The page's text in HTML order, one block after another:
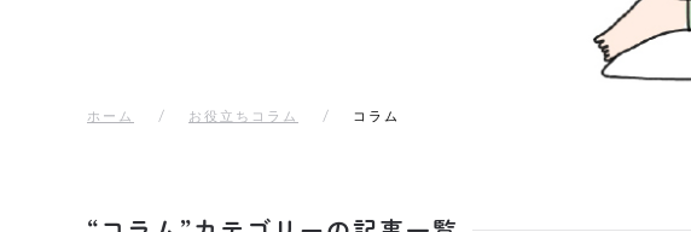
ホーム お役立ちコラム コラム